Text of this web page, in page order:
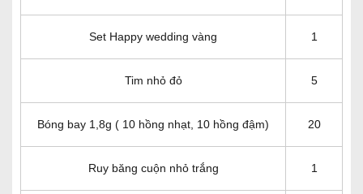
Set Happy wedding vàng 1
Tim nhỏ đỏ 5
Bóng bay 1,8g ( 10 hồng nhạt, 10 hồng đậm) 20
Ruy băng cuộn nhỏ trắng 1